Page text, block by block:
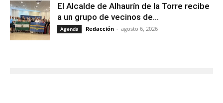
El Alcalde de Alhaurín de la Torre recibe
a un grupo de vecinos de...
Agenda Redacción - agosto 6, 2026